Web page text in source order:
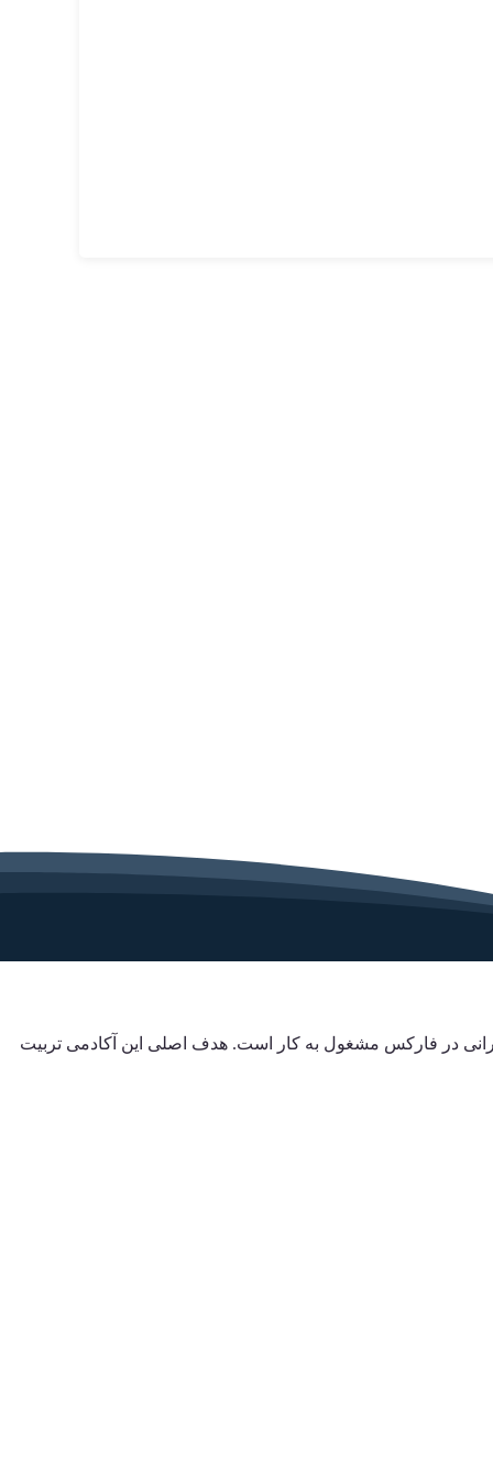
در فارکس مشغول به کار است. هدف اصلی این آکادمی تربیت